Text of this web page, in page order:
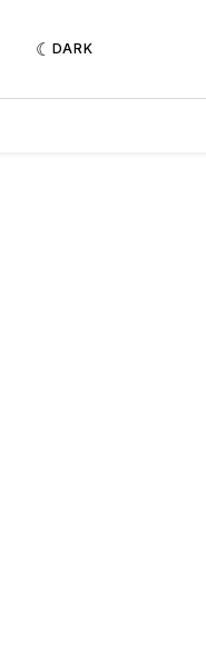
DARK